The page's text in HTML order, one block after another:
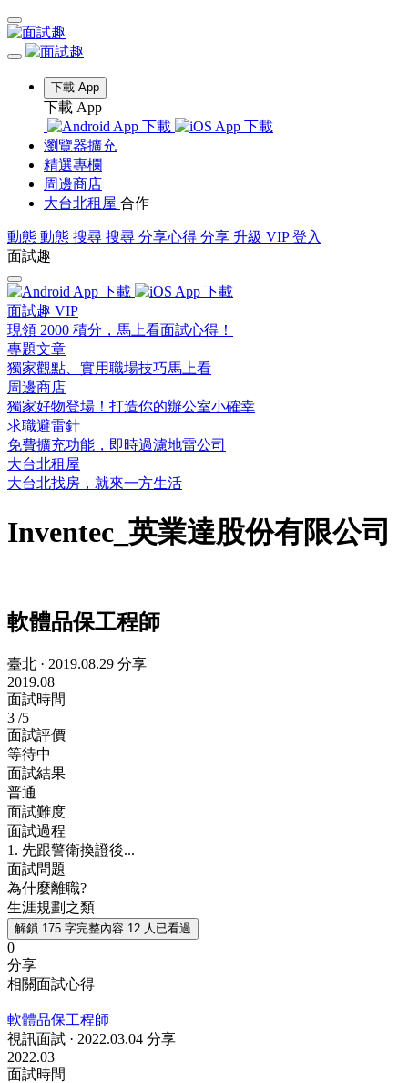
下載 App
下載 App
瀏覽器擴充
精選專欄
周邊商店
大台北租屋 合作
動態 動態 搜尋 搜尋 分享心得 分享 升級 VIP 登入
面試趣
面試趣 VIP
現領 2000 積分，馬上看面試心得！
專題文章
獨家觀點、實用職場技巧馬上看
周邊商店
獨家好物登場！打造你的辦公室小確幸
求職避雷針
免費擴充功能，即時過濾地雷公司
大台北租屋
大台北找房，就來一方生活
Inventec_英業達股份有限公司
軟體品保工程師
臺北 · 2019.08.29 分享
2019.08
面試時間
3 /5
面試評價
等待中
面試結果
普通
面試難度
面試過程
1. 先跟警衛換證後...
面試問題
為什麼離職?
生涯規劃之類
解鎖 175 字完整內容 12 人已看過
0
分享
相關面試心得
軟體品保工程師
視訊面試 · 2022.03.04 分享
2022.03
面試時間